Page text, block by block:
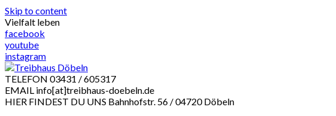
Skip to content
Vielfalt leben
facebook
youtube
instagram
TELEFON 03431 / 605317
EMAIL info[at]treibhaus-doebeln.de
HIER FINDEST DU UNS Bahnhofstr. 56 / 04720 Döbeln